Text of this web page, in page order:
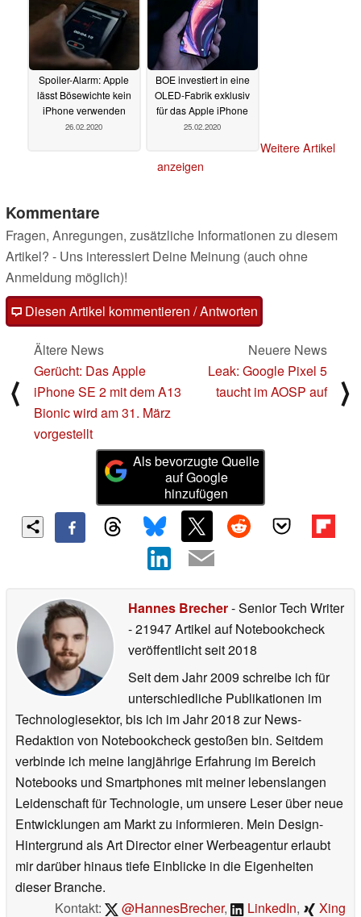
Spoiler-Alarm: Apple
lässt Bösewichte kein
iPhone verwenden
26.02.2020
BOE investiert in eine
OLED-Fabrik exklusiv
für das Apple iPhone
25.02.2020
Weitere Artikel
anzeigen
Kommentare
Fragen, Anregungen, zusätzliche Informationen zu diesem
Artikel? - Uns interessiert Deine Meinung (auch ohne
Anmeldung möglich)!
Diesen Artikel kommentieren / Antworten
⟨
Ältere News
Gerücht: Das Apple
iPhone SE 2 mit dem A13
Bionic wird am 31. März
vorgestellt
Neuere News
Leak: Google Pixel 5
taucht im AOSP auf
⟩
Als bevorzugte Quelle
auf Google
hinzufügen
Hannes Brecher- Senior Tech Writer
- 21947 Artikel auf Notebookcheck
veröffentlichtseit 2018
Seit dem Jahr 2009 schreibe ich für
unterschiedliche Publikationen im
Technologiesektor, bis ich im Jahr 2018 zur News-
Redaktion von Notebookcheck gestoßen bin. Seitdem
verbinde ich meine langjährige Erfahrung im Bereich
Notebooks und Smartphones mit meiner lebenslangen
Leidenschaft für Technologie, um unsere Leser über neue
Entwicklungen am Markt zu informieren. Mein Design-
Hintergrund als Art Director einer Werbeagentur erlaubt
mir darüber hinaus tiefe Einblicke in die Eigenheiten
dieser Branche.
Kontakt:
@HannesBrecher, LinkedIn, Xing